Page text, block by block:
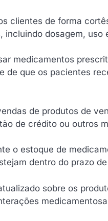
clientes de forma
dosagem, uso
medicamentos
de que os pacientes
de produtos de
de crédito ou outros
o estoque de
dentro do prazo
sobre os